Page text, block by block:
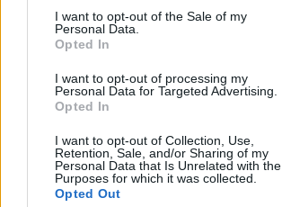
consent section.
I want to opt-out of the Sale of my
Personal Data.
Opted In
I want to opt-out of processing my
Personal Data for Targeted Advertising.
Opted In
I want to opt-out of Collection, Use,
Retention, Sale, and/or Sharing of my
Personal Data that Is Unrelated with the
Purposes for which it was collected.
Opted Out